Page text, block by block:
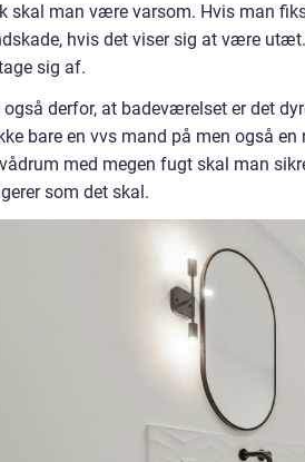
skal man være varsom. Hvis man
hvis det viser sig at være
sig af.
også derfor, at badeværelset er det
bare en vvs mand på men også
med megen fugt skal man
som det skal.